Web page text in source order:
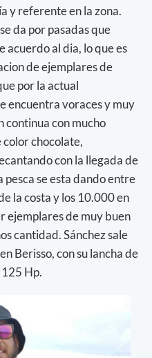
y referente en la zona.
da por pasadas que
acuerdo al dia, lo que es
de ejemplares de
por la actual
encuentra voraces y muy
continua con mucho
chocolate,
con la llegada de
pesca se esta dando entre
la costa y los 10.000 en
ejemplares de muy buen
cantidad. Sánchez sale
Berisso, con su lancha de
Hp.